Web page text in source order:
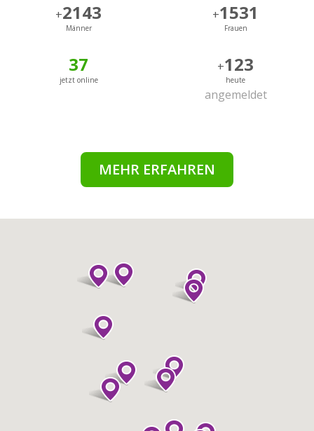
+2143
Männer
+1531
Frauen
37
jetzt online
+123
heute
angemeldet
MEHR ERFAHREN